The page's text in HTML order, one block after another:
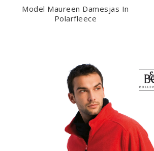
Model Maureen Damesjas In
Polarfleece